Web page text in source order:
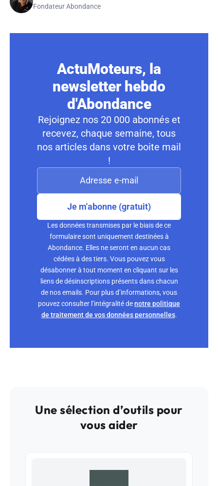
Fondateur Abondance
ActuMoteurs, la
newsletter hebdo
d'Abondance
Rejoignez nos 20 000 abonnés et
recevez, chaque semaine, tous
nos articles dans votre boite mail
!
Je m'abonne (gratuit)
Les données transmises par le biais de ce
formulaire sont uniquement destinées à
Abondance. Elles ne seront en aucun cas
cédées à des tiers. Vous pouvez vous
désabonner à tout moment en cliquant sur les
liens de désinscriptions présents dans chacun
de nos emails. Pour plus d’informations, vous
pouvez consulter l’intégralité denotre politique
de traitement de vos données personnelles.
Une sélection d’outils pour
vous aider